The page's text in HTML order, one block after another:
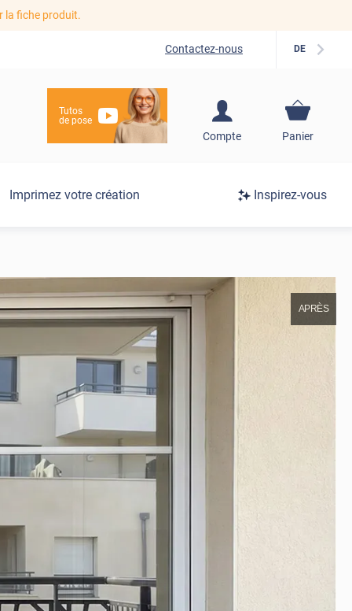
la fiche produit.
Contactez-nous DE
Tutos
de pose
Compte
S'inscrire / Se
Panier
Imprimez votre création Inspirez-vous
APRÈS